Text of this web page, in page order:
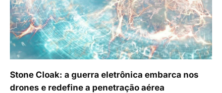
Stone Cloak: a guerra eletrônica embarca nos
drones e redefine a penetração aérea